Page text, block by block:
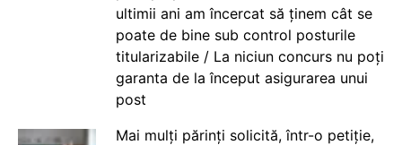
ultimii ani am încercat să ținem cât se
poate de bine sub control posturile
titularizabile / La niciun concurs nu poți
garanta de la început asigurarea unui
post
Mai mulți părinți solicită, într-o petiție,